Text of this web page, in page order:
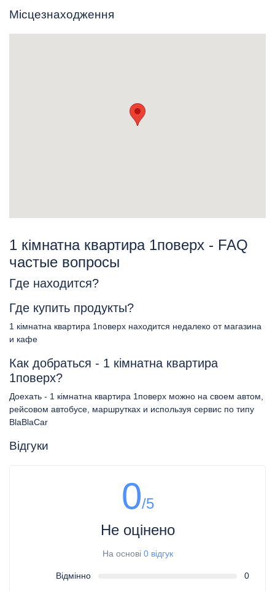
Місцезнаходження
1 кімнатна квартира 1поверх - FAQ
частые вопросы
Где находится?
Где купить продукты?
1 кімнатна квартира 1поверх находится недалеко от магазина
и кафе
Как добраться - 1 кімнатна квартира
1поверх?
Доехать - 1 кімнатна квартира 1поверх можно на своем автом,
рейсовом автобусе, маршрутках и используя сервис по типу
BlaBlaCar
Відгуки
0/5
Не оцінено
На основі 0 відгук
Відмінно 0